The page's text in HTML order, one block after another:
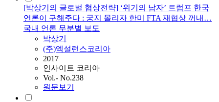
[박상기의 글로벌 협상전략] ‘위기의 남자’ 트럼프 한국
언론이 구해주다 : 궁지 몰리자 한미 FTA 재협상 꺼내…
국내 언론 무분별 보도
박상기
(주)엑설런스코리아
2017
인사이트 코리아
Vol.- No.238
원문보기